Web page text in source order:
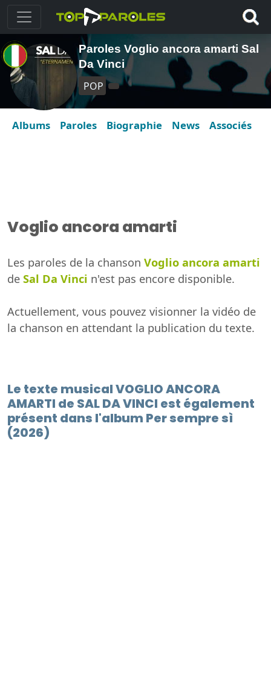
Paroles Voglio ancora amarti Sal
Da Vinci
POP
Albums Paroles Biographie News Associés
Voglio ancora amarti
Les paroles de la chanson Voglio ancora amarti
de Sal Da Vinci n'est pas encore disponible.
Actuellement, vous pouvez visionner la vidéo de
la chanson en attendant la publication du texte.
Le texte musical VOGLIO ANCORA
AMARTI de SAL DA VINCI est également
présent dans l'album Per sempre sì
(2026)